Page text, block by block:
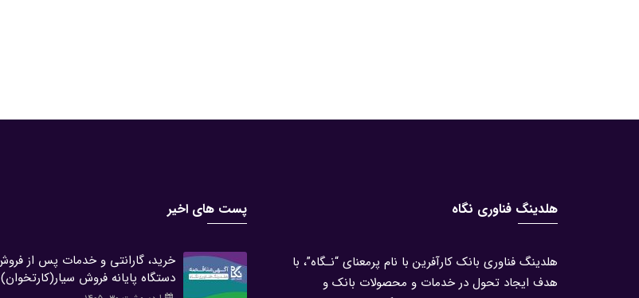
پست های اخیر
دستگاه پایانه فروش سیار(کارتخوان)
هلدینگ فناوری نگاه
هلدینگ فناوری بانک کارآفرین با نام پرمعنای “نـگاه”، با
هدف ایجاد تحول در خدمات و محصولات بانک و